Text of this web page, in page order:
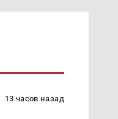
13 часов назад